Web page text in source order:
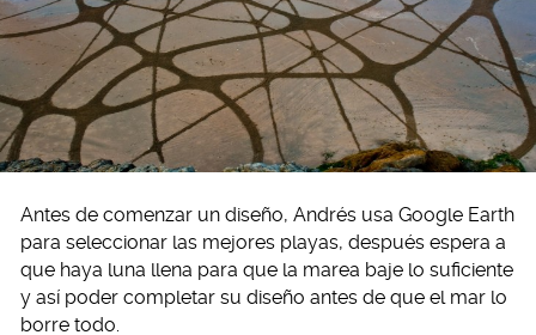
Antes de comenzar un diseño, Andrés usa Google Earth
para seleccionar las mejores playas, después espera a
que haya luna llena para que la marea baje lo suficiente
y así poder completar su diseño antes de que el mar lo
borre todo.